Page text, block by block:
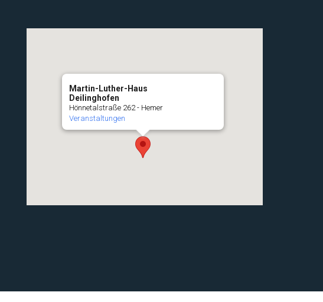
Martin-Luther-Haus
Deilinghofen
Hönnetalstraße 262 - Hemer
Veranstaltungen